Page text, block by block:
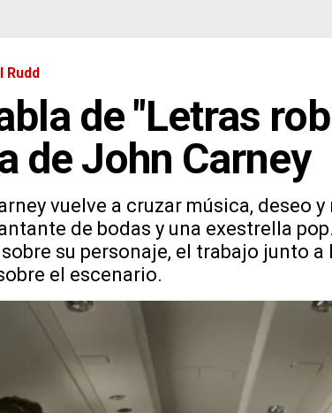
Rudd
de "Letras
de John Carney
vuelve a cruzar música, deseo
de bodas y una exestrella
su personaje, el trabajo junto a
el escenario.